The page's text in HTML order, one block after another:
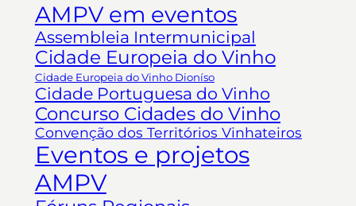
AMPV em eventos
Assembleia Intermunicipal
Cidade Europeia do Vinho
Cidade Europeia do Vinho Dioníso
Cidade Portuguesa do Vinho
Concurso Cidades do Vinho
Convenção dos Territórios Vinhateiros
Eventos e projetos
AMPV